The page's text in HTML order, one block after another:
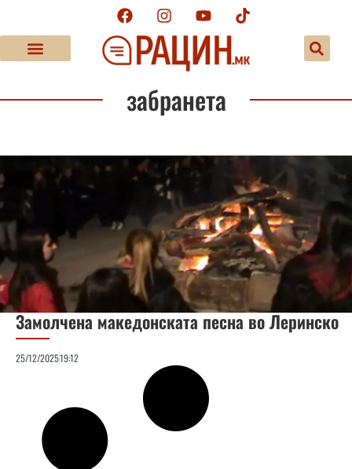
забранета
Замолчена македонската песна во Леринско
25/12/202519:12